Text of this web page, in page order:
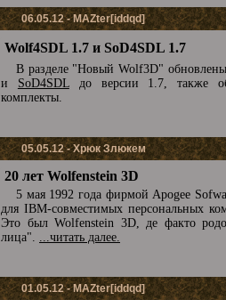
06.05.12 - MAZter[iddqd]
Wolf4SDL 1.7 и SoD4SDL 1.7
В разделе "Новый Wolf3D"
и SoD4SDLдо версии 1.7, также
комплекты.
05.05.12 - Хрюк Злюкем
20 лет Wolfenstein 3D
5 мая 1992 года фирмой Apogee
для IBM-совместимых персональных
Это был Wolfenstein 3D, де факто
лица". ...читать далее.
01.05.12 - MAZter[iddqd]